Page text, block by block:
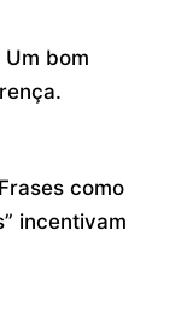
Um bom
como
incentivam